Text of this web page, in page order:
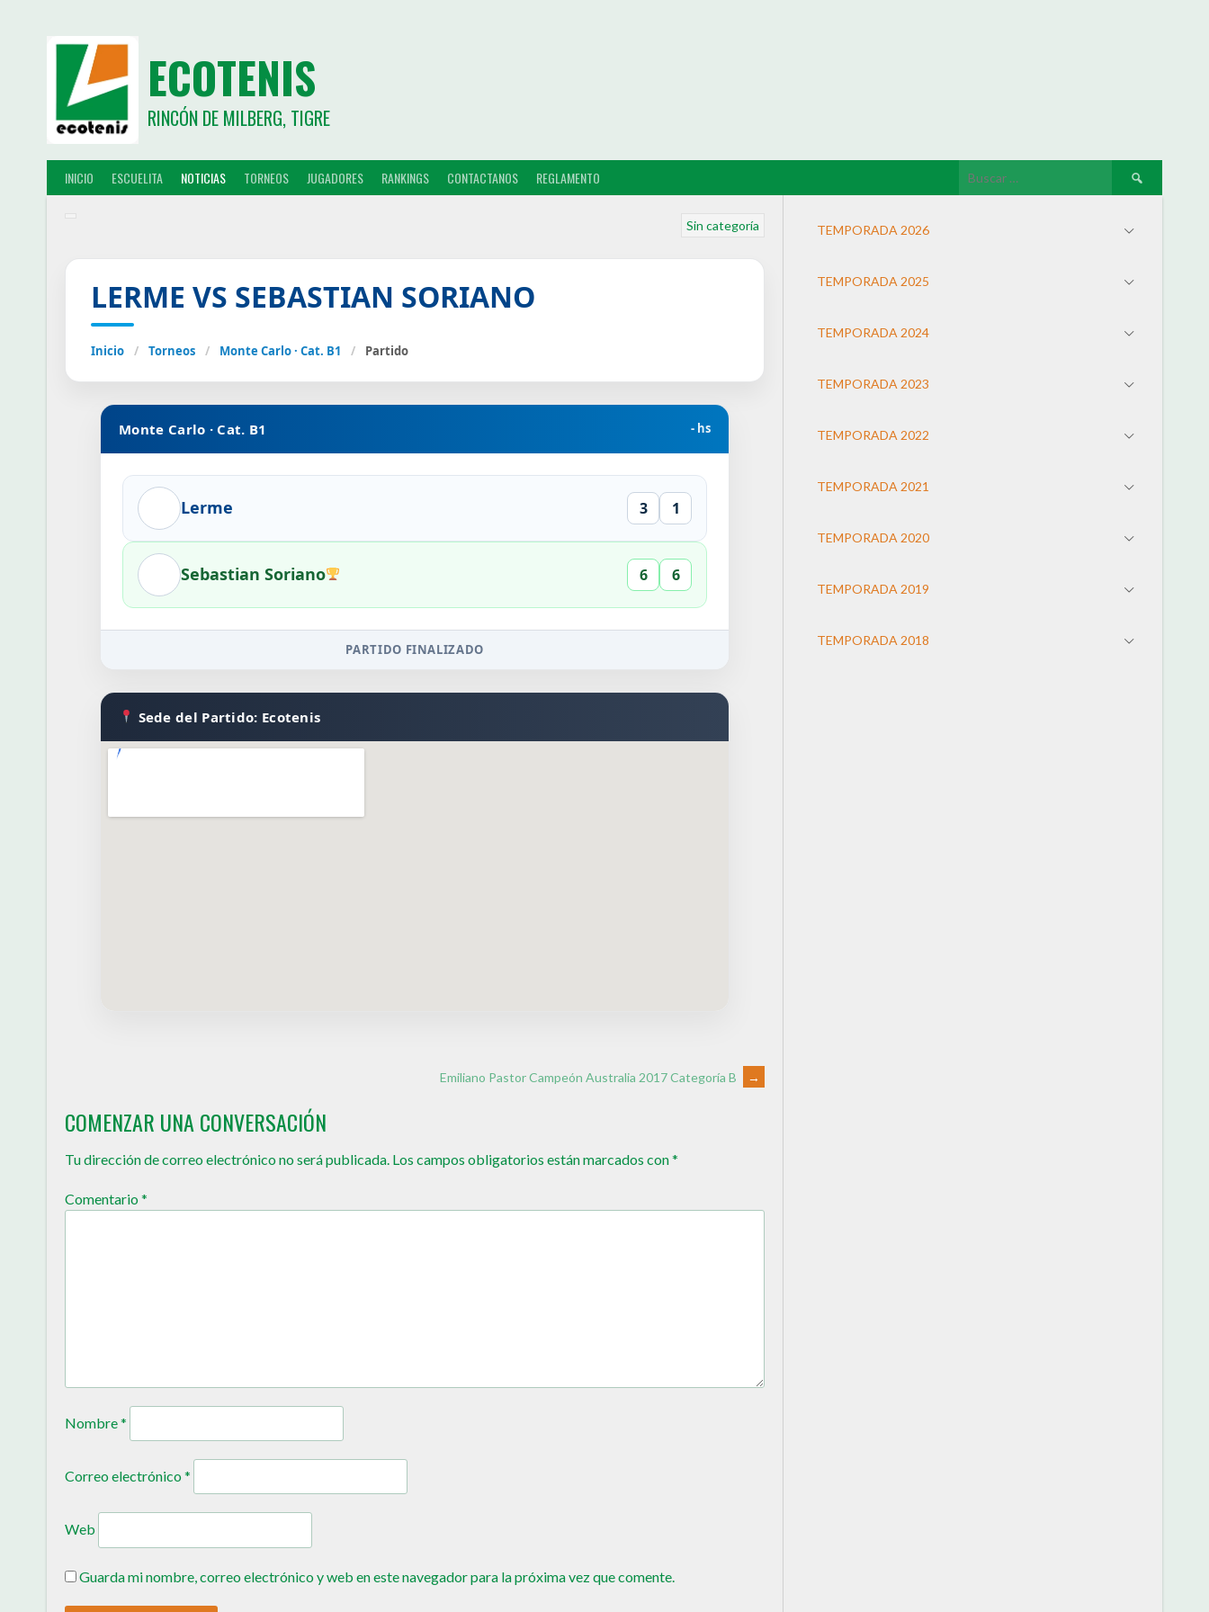
ECOTENIS
RINCÓN DE MILBERG, TIGRE
INICIO ESCUELITA NOTICIAS TORNEOS JUGADORES RANKINGS CONTACTANOS REGLAMENTO
Sin categoría
LERME VS SEBASTIAN SORIANO
Inicio / Torneos / Monte Carlo · Cat. B1 / Partido
Monte Carlo · Cat. B1 - hs
Lerme 3 1
Sebastian Soriano 6 6
PARTIDO FINALIZADO
Sede del Partido: Ecotenis
Emiliano Pastor Campeón Australia 2017 Categoría B →
COMENZAR UNA CONVERSACIÓN
Tu dirección de correo electrónico no será publicada. Los campos obligatorios están marcados con*
Comentario*
Nombre*
Correo electrónico*
Web
Guarda mi nombre, correo electrónico y web en este navegador para la próxima vez que comente.
TEMPORADA 2026
TEMPORADA 2025
TEMPORADA 2024
TEMPORADA 2023
TEMPORADA 2022
TEMPORADA 2021
TEMPORADA 2020
TEMPORADA 2019
TEMPORADA 2018